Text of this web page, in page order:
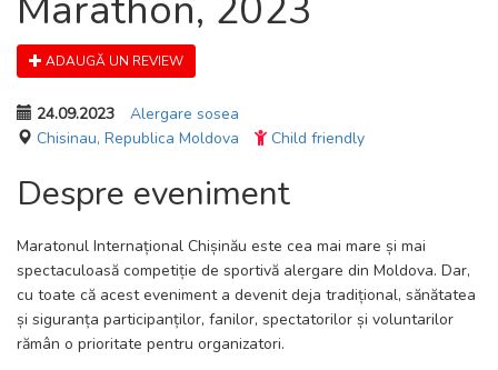
ADAUGĂ UN REVIEW
24.09.2023
Alergare sosea
Chisinau, Republica Moldova
Child friendly
Despre eveniment
Maratonul Internațional Chișinău este cea mai mare și mai
spectaculoasă competiție de sportivă alergare din Moldova. Dar,
cu toate că acest eveniment a devenit deja tradițional, sănătatea
și siguranța participanților, fanilor, spectatorilor și voluntarilor
rămân o prioritate pentru organizatori.